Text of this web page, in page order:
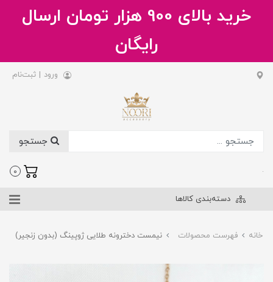
خرید بالای 900 هزار تومان ارسال
رایگان
ورود | ثبت‌نام
.
0
دسته‌بندی کالاها
خانه فهرست محصولات نیمست دخترونه طلایی ژوپینگ (بدون زنجیر)